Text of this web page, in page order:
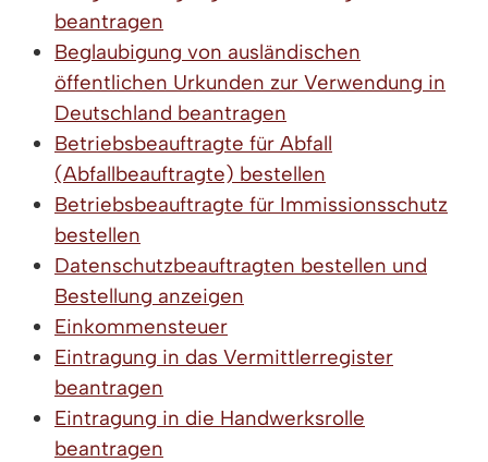
beantragen
Beglaubigung von ausländischen
öffentlichen Urkunden zur Verwendung in
Deutschland beantragen
Betriebsbeauftragte für Abfall
(Abfallbeauftragte) bestellen
Betriebsbeauftragte für Immissionsschutz
bestellen
Datenschutzbeauftragten bestellen und
Bestellung anzeigen
Einkommensteuer
Eintragung in das Vermittlerregister
beantragen
Eintragung in die Handwerksrolle
beantragen